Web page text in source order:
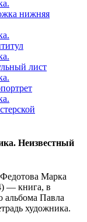
Неизвестный
Марка
— книга, в
альбома Павла
художника.